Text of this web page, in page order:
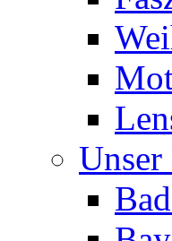
Unser